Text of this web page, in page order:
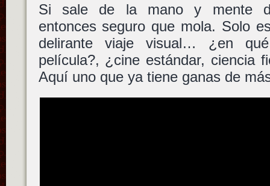
Si sale de la mano y mente
entonces seguro que mola. Solo
delirante viaje visual… ¿en
película?, ¿cine estándar, ciencia
Aquí uno que ya tiene ganas de